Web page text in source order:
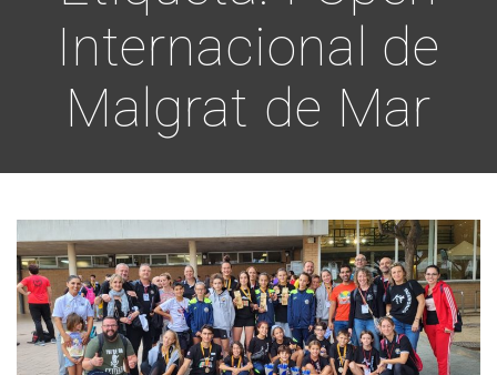
Internacional de
Malgrat de Mar